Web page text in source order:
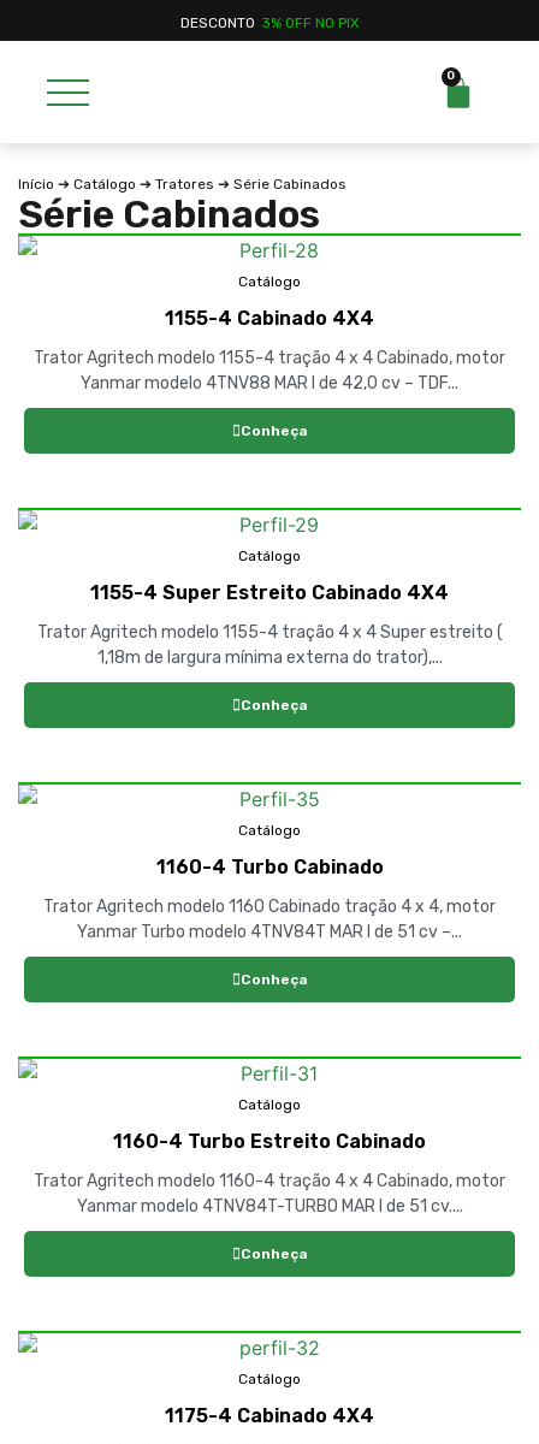
DESCONTO 3% OFF NO PIX
0
Início ➔ Catálogo ➔ Tratores ➔ Série Cabinados
Série Cabinados
Catálogo
1155-4 Cabinado 4X4
Trator Agritech modelo 1155-4 tração 4 x 4 Cabinado, motor
Yanmar modelo 4TNV88 MAR I de 42,0 cv – TDF...
Conheça
Catálogo
1155-4 Super Estreito Cabinado 4X4
Trator Agritech modelo 1155-4 tração 4 x 4 Super estreito (
1,18m de largura mínima externa do trator),...
Conheça
Catálogo
1160-4 Turbo Cabinado
Trator Agritech modelo 1160 Cabinado tração 4 x 4, motor
Yanmar Turbo modelo 4TNV84T MAR I de 51 cv –...
Conheça
Catálogo
1160-4 Turbo Estreito Cabinado
Trator Agritech modelo 1160-4 tração 4 x 4 Cabinado, motor
Yanmar modelo 4TNV84T-TURBO MAR I de 51 cv....
Conheça
Catálogo
1175-4 Cabinado 4X4